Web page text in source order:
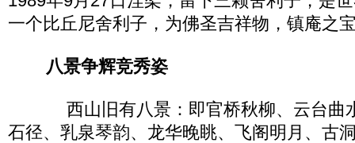
一个比丘尼舍利子，为佛圣吉祥物，镇庵之
八景争辉竞秀姿
西山旧有八景：即官桥秋柳、云台曲水
石径、乳泉琴韵、龙华晚眺、飞阁明月、古